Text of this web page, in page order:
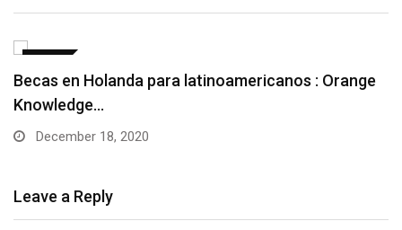
Becas en Holanda para latinoamericanos : Orange
Knowledge…
December 18, 2020
Leave a Reply